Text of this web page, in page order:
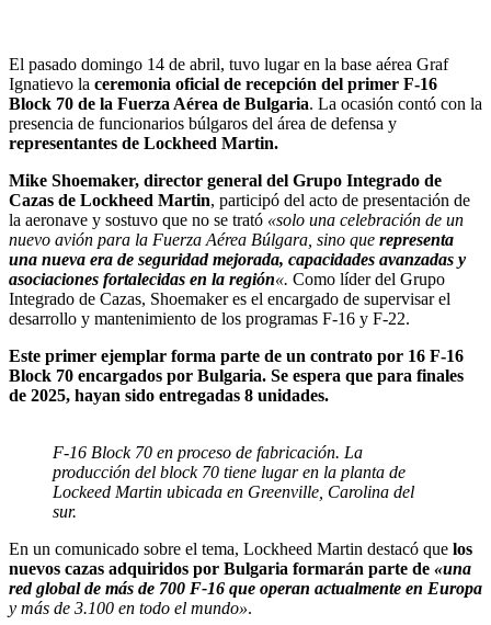
El pasado domingo 14 de abril, tuvo lugar en la base aérea Graf
Ignatievo la ceremonia oficial de recepción del primer F-16
Block 70 de la Fuerza Aérea de Bulgaria. La ocasión contó con la
presencia de funcionarios búlgaros del área de defensa y
representantes de Lockheed Martin.
Mike Shoemaker, director general del Grupo Integrado de
Cazas de Lockheed Martin, participó del acto de presentación de
la aeronave y sostuvo que no se trató «solo una celebración de un
nuevo avión para la Fuerza Aérea Búlgara, sino que representa
una nueva era de seguridad mejorada, capacidades avanzadas y
asociaciones fortalecidas en la región«. Como líder del Grupo
Integrado de Cazas, Shoemaker es el encargado de supervisar el
desarrollo y mantenimiento de los programas F-16 y F-22.
Este primer ejemplar forma parte de un contrato por 16 F-16
Block 70 encargados por Bulgaria. Se espera que para finales
de 2025, hayan sido entregadas 8 unidades.
F-16 Block 70 en proceso de fabricación. La
producción del block 70 tiene lugar en la planta de
Lockeed Martin ubicada en Greenville, Carolina del
sur.
En un comunicado sobre el tema, Lockheed Martin destacó que los
nuevos cazas adquiridos por Bulgaria formarán parte de «una
red global de más de 700 F-16 que operan actualmente en Europa
y más de 3.100 en todo el mundo».